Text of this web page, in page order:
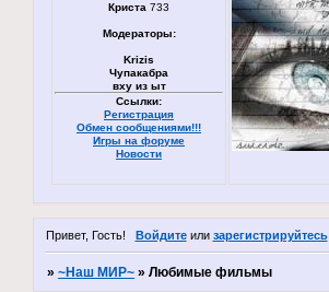
Криста 733
Модераторы:
Krizis
Чупакабра
вху из ыт
Ссылки:
Регистрация
Обмен сообщениями!!!
Игры на форуме
Новости
Привет, Гость! Войдитеили зарегистрируйтесь.
»~Наш МИР~ »Любимые фильмы